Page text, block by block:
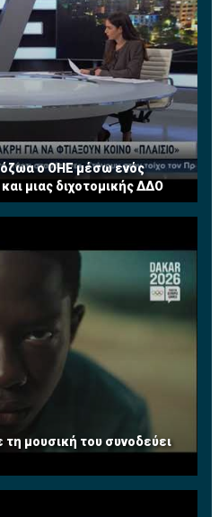
ο ΟΗΕ μέσω ενός
μιας διχοτομικής ΔΔΟ
τη μουσική του συνοδεύει